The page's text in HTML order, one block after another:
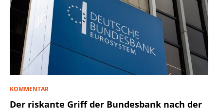
KOMMENTAR
Der riskante Griff der Bundesbank nach der